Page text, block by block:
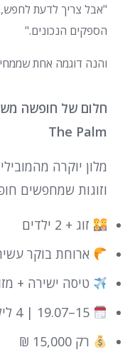
"אבל צריך לדעת לחפש,
הספקים הנכונים."
והנה דוגמה אחת
The Palm
מלון יוקרה
וזוגות שמחפשים
זוג + 2 ילדים
ארוחת בוקר
טיסה ישירה +
15–19.07 | 4 לילות / 5 ימים
רק 15,000 ₪